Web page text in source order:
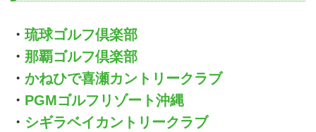
・ 琉球ゴルフ倶楽部
・ 那覇ゴルフ倶楽部
・ かねひで喜瀬カントリークラブ
・ PGMゴルフリゾート沖縄
・ シギラベイカントリークラブ